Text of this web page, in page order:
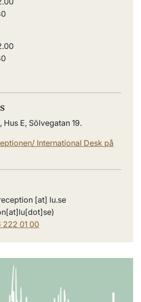
Hus E, Sölvegatan 19.
International Desk på
[at] lu.se
)
222 01 00